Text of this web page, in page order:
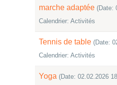
marche adaptée (Date:
Calendrier: Activités
Tennis de table (Date:
Calendrier: Activités
Yoga (Date: 02.02.2026